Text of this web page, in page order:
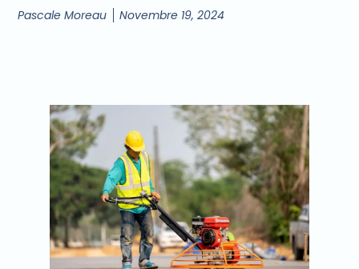
Pascale Moreau Novembre 19, 2024